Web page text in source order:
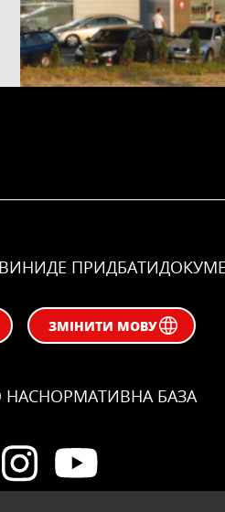
ДЕ ПРИДБАТИ
ЗМІНИТИ МОВУ
НАСНОРМАТИВНА БАЗА